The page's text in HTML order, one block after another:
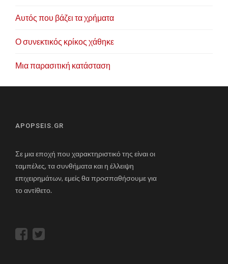
Αυτός που βάζει τα χρήματα
Ο συνεκτικός κρίκος χάθηκε
Μια παρασιτική κατάσταση
APOPSEIS.GR
Σε μια εποχή που χαρακτηριστικό της είναι οι
ταμπέλες, τα συνθήματα και η έλλειψη
επιχειρημάτων, εμείς θα προσπαθήσουμε για
το αντίθετο.